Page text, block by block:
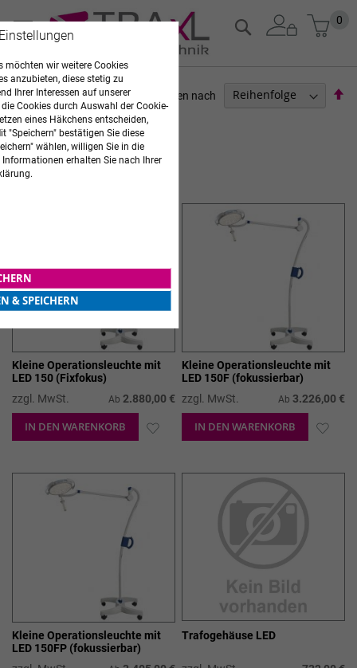
Zum
Inhalt
0
Suche
8Elemente
Sortieren nach
OP-LEUCHTEN
Kleine Operationsleuchte mit
LED 150 (Fixfokus)
zzgl. MwSt.
Ab 2.880,00 €
IN DEN WARENKORB ZUR
Kleine Operationsleuchte mit
LED 150F (fokussierbar)
zzgl. MwSt.
Ab 3.226,00 €
IN DEN WARENKORB ZUR
Kleine Operationsleuchte mit
LED 150FP (fokussierbar)
Trafogehäuse LED
GERÄTE
möchten wir weitere Cookies
anzubieten, diese stetig zu
Ihrer Interessen auf unserer
Cookies durch Auswahl der Cookie-
eines Häkchens entscheiden,
"Speichern" bestätigen Sie diese
wählen, willigen Sie in die
erhalten Sie nach Ihrer
& SPEICHERN